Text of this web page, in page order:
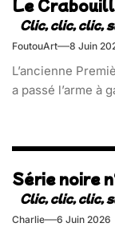
Le
FoutouArt 8 Juin
L’ancienne
a passé l’arme à
Série noire
Charlie 6 Juin 2026